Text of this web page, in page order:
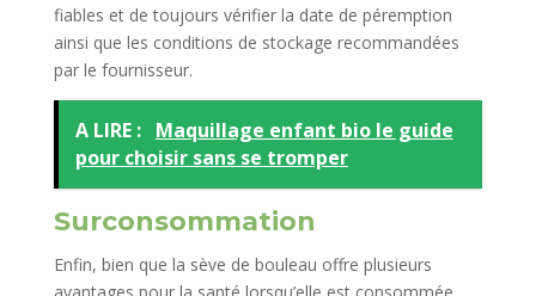
fiables et de toujours vérifier la date de péremption
ainsi que les conditions de stockage recommandées
par le fournisseur.
A LIRE : Maquillage enfant bio le guide
pour choisir sans se tromper
Surconsommation
Enfin, bien que la sève de bouleau offre plusieurs